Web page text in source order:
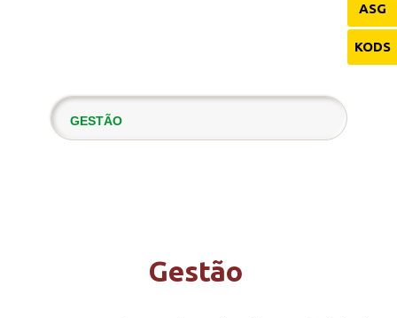
ASG
KODS
GESTÃO
RISCOS E CONTROLES INTERNOS
Gestão